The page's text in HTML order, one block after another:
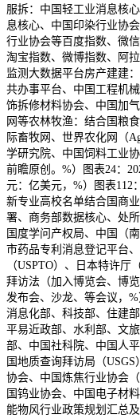
服拆：中国轻工业消息核
息核心、中国印染行业协
行业协会等百度指数、微
淘宝指数、微博指数、阿
监测大数据平台房产建建
共办事平台、中国工程机
饰拆修材料协会、中国加
网等农林牧渔：结合国粮
际畜牧网、世界农化网（
学研究院、中国饲料工业
前瞻原创。%）图表24：
元：亿美元，%）图表112
新专业高校名单结合国商
署、商务部数据核心、处
国度学问产权局、中国（
市药品专利消息登记平台
（USPTO）、日本特许厅
拜访法（加入博览会、博
发布会、沙龙、等会议，
消息化部、科技部、住建
平易近政部、水利部、文
部、中国社科院、中国人
国地质查询拜访局（
协会、中国炼焦行业协会
国钨业协会、中国电子材
能物风行业政策规划汇总